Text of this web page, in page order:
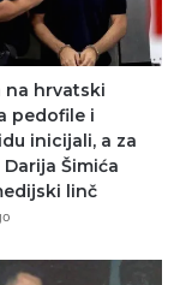
na hrvatski
pedofile i
inicijali, a za
Šimića
linč